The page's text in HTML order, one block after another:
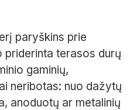
paryškins prie
terasos durų
gaminių,
neribotas: nuo dažytų
anoduotų ar metalinių